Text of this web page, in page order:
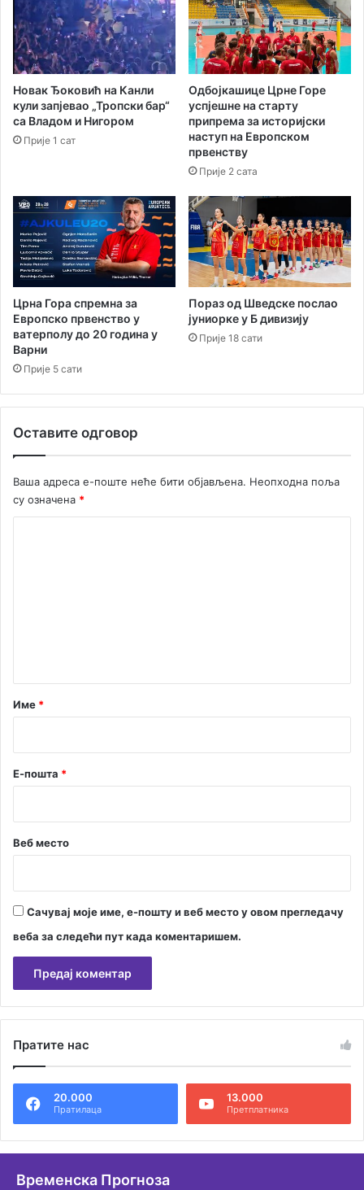
е
р
и
п
р
о
т
и
р
в
е
Н
о
в
и
Новак Ђоковић на Канли
кули запјевао „Тропски бар“
са Владом и Нигором
Прије 1 сат
Одбојкашице Црне Горе
успјешне на старту
припрема за историјски
наступ на Европском
првенству
Прије 2 сата
Црна Гора спремна за
Европско првенство у
ватерполу до 20 година у
Варни
Прије 5 сати
Пораз од Шведске послао
јуниорке у Б дивизију
Прије 18 сати
Оставите одговор
Ваша адреса е-поште неће бити објављена. Неопходна поља
су означена *
р
Име *
Е-пошта *
Веб место
Сачувај моје име, е-пошту и веб место у овом прегледачу
веба за следећи пут када коментаришем.
т
н
т
Пратите нас
20.000
Пратилаца
13.000
Претплатника
Временска Прогноза